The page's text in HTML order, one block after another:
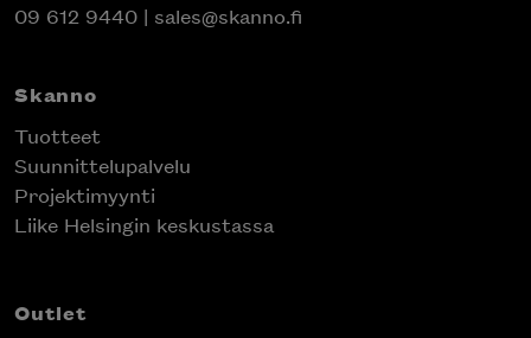
09 612 9440 | sales@skanno.fi
Skanno
Tuotteet
Suunnittelupalvelu
Projektimyynti
Liike Helsingin keskustassa
Outlet